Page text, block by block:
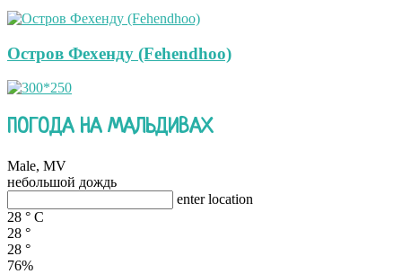
Остров Фехенду (Fehendhoo)
ПОГОДА НА МАЛЬДИВАХ
Male, MV
небольшой дождь
enter location
28 ° C
28 °
28 °
76%